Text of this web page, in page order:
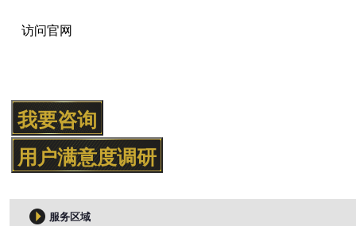
访问官网
我要咨询
用户满意度调研
服务区域